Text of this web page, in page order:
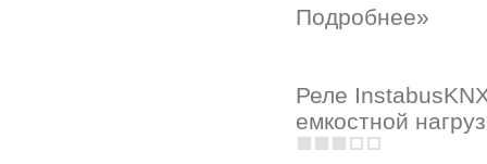
Подробнее»
Реле
емкостной